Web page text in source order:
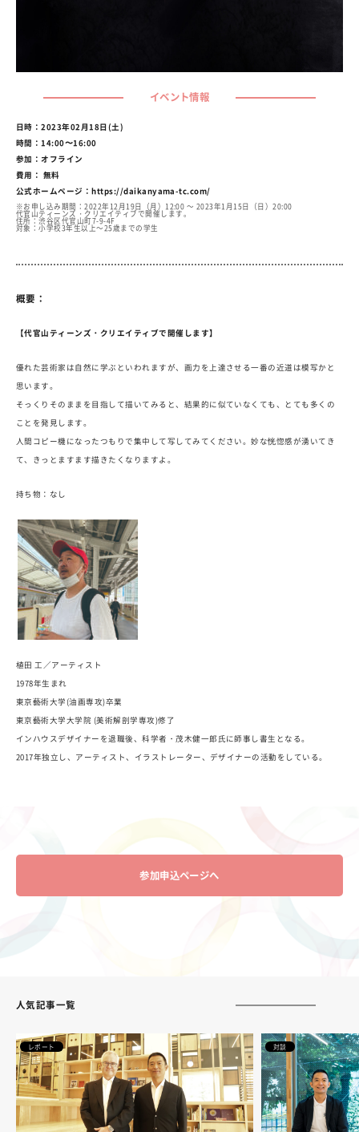
イベント情報
日時：2023年02月18日(土)
時間：14:00〜16:00
参加：オフライン
費用： 無料
公式ホームページ：https://daikanyama-tc.com/
※お申し込み期間：2022年12月19日（月）12:00 ～ 2023年1月15日（日）20:00
代官山ティーンズ・クリエイティブで開催します。
住所：渋谷区代官山町7-9-4F
対象：小学校3年生以上～25歳までの学生
概要：
【代官山ティーンズ・クリエイティブで開催します】
優れた芸術家は自然に学ぶといわれますが、画力を上達させる一番の近道は模写かと
思います。
そっくりそのままを目指して描いてみると、結果的に似ていなくても、とても多くの
ことを発見します。
人間コピー機になったつもりで集中して写してみてください。妙な恍惚感が湧いてき
て、きっとますます描きたくなりますよ。
持ち物：なし
植田 工／アーティスト
1978年生まれ
東京藝術大学(油画専攻)卒業
東京藝術大学大学院 (美術解剖学専攻)修了
インハウスデザイナーを退職後、科学者・茂木健一郎氏に師事し書生となる。
2017年独立し、アーティスト、イラストレーター、デザイナーの活動をしている。
参加申込ページへ
人気記事一覧
レポート 対談